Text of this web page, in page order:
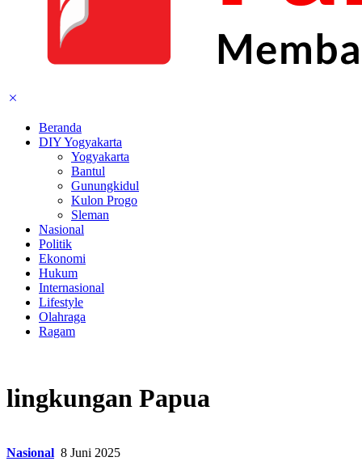
Beranda
DIY Yogyakarta
Yogyakarta
Bantul
Gunungkidul
Kulon Progo
Sleman
Nasional
Politik
Ekonomi
Hukum
Internasional
Lifestyle
Olahraga
Ragam
lingkungan Papua
Nasional 8 Juni 2025